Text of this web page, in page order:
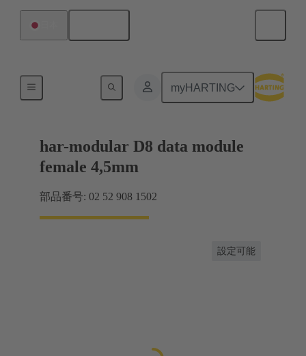
myHARTING
マザーボード ツー ドーターカード接続
har-modular D8 data module
female 4,5mm
部品番号: 02 52 908 1502
設定可能